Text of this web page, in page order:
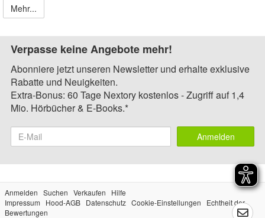
Mehr...
Verpasse keine Angebote mehr!
Abonniere jetzt unseren Newsletter und erhalte exklusive
Rabatte und Neuigkeiten.
Extra-Bonus: 60 Tage Nextory kostenlos - Zugriff auf 1,4
Mio. Hörbücher & E-Books.*
Anmelden
Anmelden Suchen Verkaufen
Hilfe
Impressum
Hood-AGB Datenschutz Cookie-Einstellungen
Echtheit der
Bewertungen